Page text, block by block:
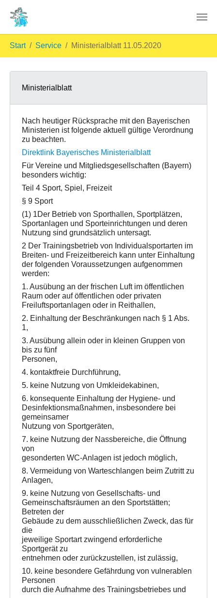
Start Service Ministerialblatt 11.05.2020
Ministerialblatt
Nach heutiger Rücksprache mit den Bayerischen
Ministerien ist folgende aktuell gültige Verordnung
zu beachten.
Direktlink Bayerisches Ministerialblatt
Für Vereine und Mitgliedsgesellschaften (Bayern)
besonders wichtig:
Teil 4 Sport, Spiel, Freizeit
§ 9 Sport
(1) 1Der Betrieb von Sporthallen, Sportplätzen,
Sportanlagen und Sporteinrichtungen und deren
Nutzung sind grundsätzlich untersagt.
2 Der Trainingsbetrieb von Individualsportarten im
Breiten- und Freizeitbereich kann unter Einhaltung
der folgenden Voraussetzungen aufgenommen
werden:
1. Ausübung an der frischen Luft im öffentlichen
Raum oder auf öffentlichen oder privaten
Freiluftsportanlagen oder in Reithallen,
2. Einhaltung der Beschränkungen nach § 1 Abs.
1,
3. Ausübung allein oder in kleinen Gruppen von
bis zu fünf
Personen,
4. kontaktfreie Durchführung,
5. keine Nutzung von Umkleidekabinen,
6. konsequente Einhaltung der Hygiene- und
Desinfektionsmaßnahmen, insbesondere bei
gemeinsamer
Nutzung von Sportgeräten,
7. keine Nutzung der Nassbereiche, die Öffnung
von
gesonderten WC-Anlagen ist jedoch möglich,
8. Vermeidung von Warteschlangen beim Zutritt zu
Anlagen,
9. keine Nutzung von Gesellschafts- und
Gemeinschaftsräumen an den Sportstätten;
Betreten der
Gebäude zu dem ausschließlichen Zweck, das für
die
jeweilige Sportart zwingend erforderliche
Sportgerät zu
entnehmen oder zurückzustellen, ist zulässig,
10. keine besondere Gefährdung von vulnerablen
Personen
durch die Aufnahme des Trainingsbetriebes und